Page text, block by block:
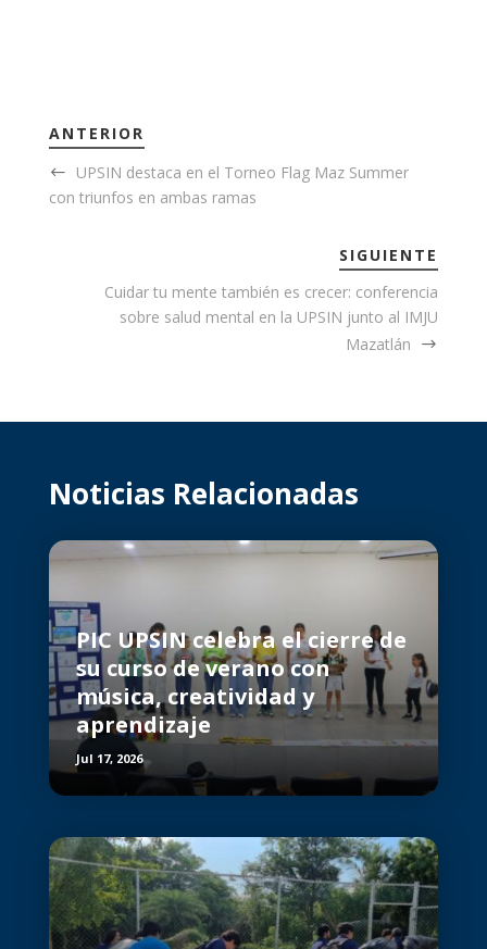
ANTERIOR
UPSIN destaca en el Torneo Flag Maz Summer
con triunfos en ambas ramas
SIGUIENTE
Cuidar tu mente también es crecer: conferencia
sobre salud mental en la UPSIN junto al IMJU
Mazatlán
Noticias Relacionadas
PIC UPSIN celebra el cierre de
su curso de verano con
música, creatividad y
aprendizaje
Jul 17, 2026